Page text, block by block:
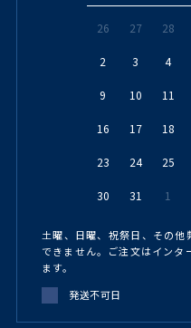
26 27 28
2 3 4
9 10 11
16 17 18
23 24 25
30 31 1
土曜、日曜、祝祭日、その
できません。ご注文はインタ
ます。
発送不可日